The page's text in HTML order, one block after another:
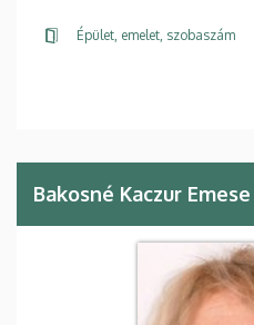
Épület, emelet, szobaszám
Bakosné Kaczur Emese